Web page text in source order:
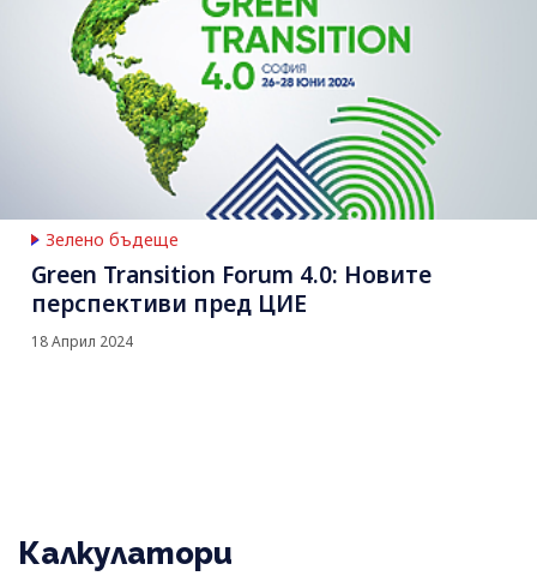
Зелено бъдеще
Green Transition Forum 4.0: Новите
перспективи пред ЦИЕ
18 Април 2024
Калкулатори